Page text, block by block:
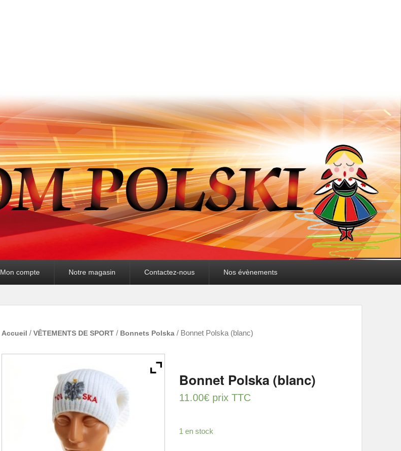
Mon compte Notre magasin Contactez-nous Nos évènements
Accueil / VÊTEMENTS DE SPORT / Bonnets Polska / Bonnet Polska (blanc)
Bonnet Polska (blanc)
11.00€ prix TTC
1 en stock